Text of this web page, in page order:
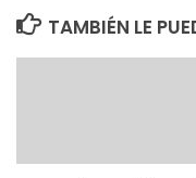
TAMBIÉN LE